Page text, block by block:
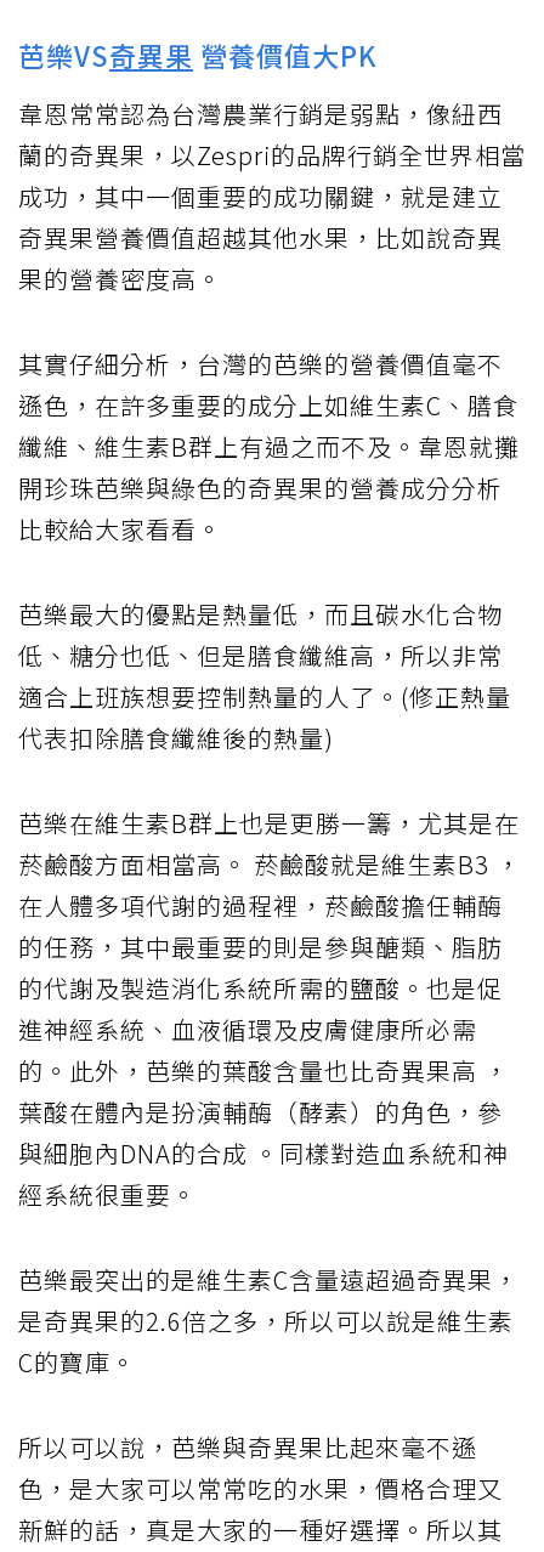
芭樂VS奇異果 營養價值大PK
韋恩常常認為台灣農業行銷是弱點，像紐西
蘭的奇異果，以Zespri的品牌行銷全世界相當
成功，其中一個重要的成功關鍵，就是建立
奇異果營養價值超越其他水果，比如說奇異
果的營養密度高。
其實仔細分析，台灣的芭樂的營養價值毫不
遜色，在許多重要的成分上如維生素C、膳食
纖維、維生素B群上有過之而不及。韋恩就攤
開珍珠芭樂與綠色的奇異果的營養成分分析
比較給大家看看。
芭樂最大的優點是熱量低，而且碳水化合物
低、糖分也低、但是膳食纖維高，所以非常
適合上班族想要控制熱量的人了。(修正熱量
代表扣除膳食纖維後的熱量)
芭樂在維生素B群上也是更勝一籌，尤其是在
菸鹼酸方面相當高。 菸鹼酸就是維生素B3 ，
在人體多項代謝的過程裡，菸鹼酸擔任輔酶
的任務，其中最重要的則是參與醣類、脂肪
的代謝及製造消化系統所需的鹽酸。也是促
進神經系統、血液循環及皮膚健康所必需
的。此外，芭樂的葉酸含量也比奇異果高 ，
葉酸在體內是扮演輔酶（酵素）的角色，參
與細胞內DNA的合成 。同樣對造血系統和神
經系統很重要。
芭樂最突出的是維生素C含量遠超過奇異果，
是奇異果的2.6倍之多，所以可以說是維生素
C的寶庫。
所以可以說，芭樂與奇異果比起來毫不遜
色，是大家可以常常吃的水果，價格合理又
新鮮的話，真是大家的一種好選擇。所以其